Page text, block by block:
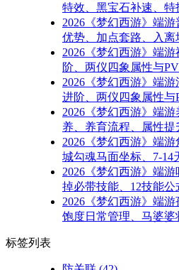
特效、黑宝石补速、
2026《梦幻西游》端
优势、加点套路、入离
2026《梦幻西游》端
阶、两仪四象属性与
2026《梦幻西游》端
进阶、两仪四象属性与
2026《梦幻西游》端
养、养育流程、属性
2026《梦幻西游》端
城勾魂马面坐标、7-14
2026《梦幻西游》端
掉必带技能、12技能
2026《梦幻西游》端
饱度日常管理、马婆
标签列表